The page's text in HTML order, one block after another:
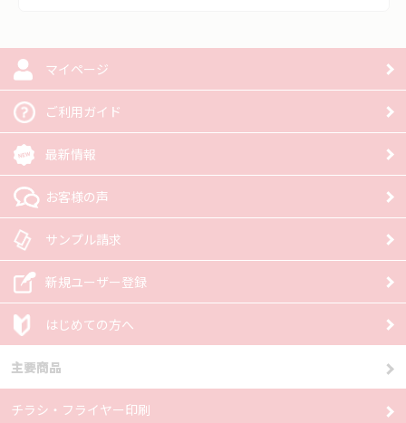
マイページ
ご利用ガイド
最新情報
お客様の声
サンプル請求
新規ユーザー登録
はじめての方へ
主要商品
チラシ・フライヤー印刷